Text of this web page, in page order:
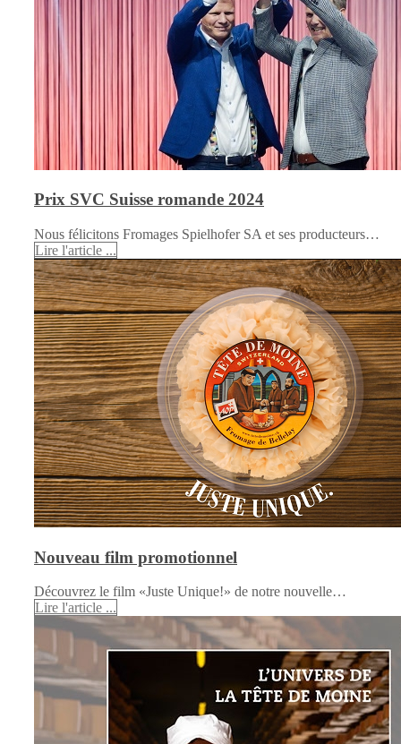
Prix SVC Suisse romande 2024
Nous félicitons Fromages Spielhofer SA et ses producteurs…
Lire l'article ...
Nouveau film promotionnel
Découvrez le film «Juste Unique!» de notre nouvelle…
Lire l'article ...